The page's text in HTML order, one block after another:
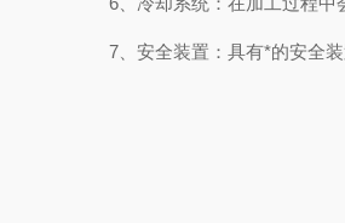
7、安全装置：具有*的安全装